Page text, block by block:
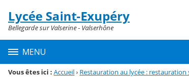
Menu de la rubrique
Contenu
Lycée Saint-Exupéry
Bellegarde sur Valserine - Valserhône
MENU
Vous êtes ici : Accueil› Restauration au lycée :